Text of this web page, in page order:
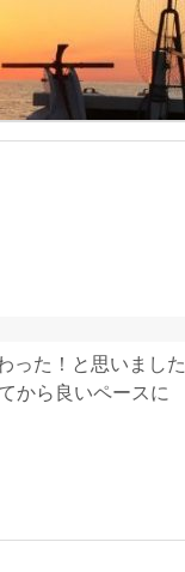
った！と思いました
から良いペースに